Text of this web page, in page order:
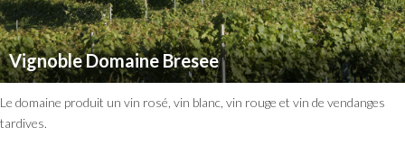
Vignoble Domaine Bresee
Le domaine produit un vin rosé, vin blanc, vin rouge et vin de vendanges
tardives.